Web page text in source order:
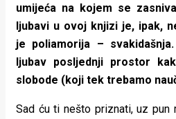
umijeća na kojem se
ljubavi u ovoj knjizi je, ipak,
je poliamorija –
ljubav posljednji prostor
slobode (koji tek trebamo
Sad ću ti nešto priznati, uz